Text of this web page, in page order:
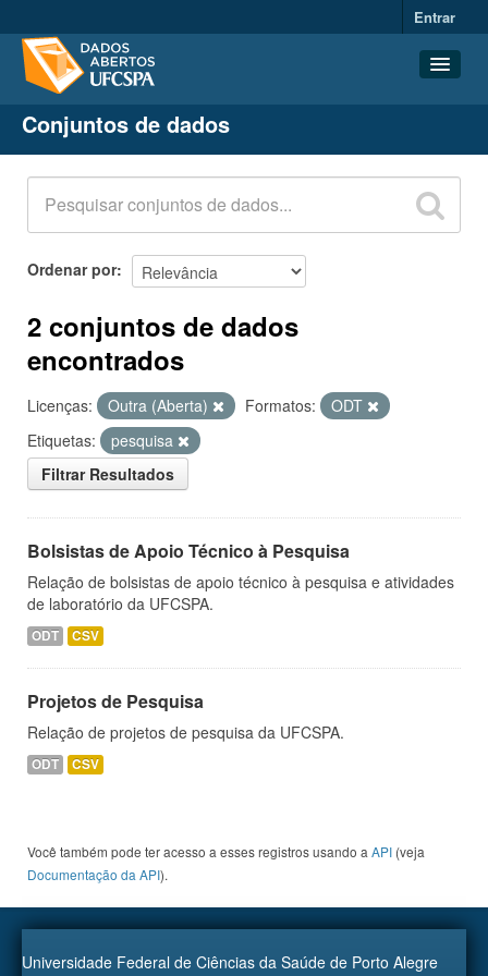
Entrar
Conjuntos de dados
Organizações
Grupos
Sobre
Conjuntos de dados
Ordenar por
2 conjuntos de dados
encontrados
Licenças: Outra (Aberta) Formatos:
ODT
Etiquetas:
pesquisa
Filtrar Resultados
Bolsistas de Apoio Técnico à Pesquisa
Relação de bolsistas de apoio técnico à pesquisa e atividades
de laboratório da UFCSPA.
ODT CSV
Projetos de Pesquisa
Relação de projetos de pesquisa da UFCSPA.
ODT CSV
Você também pode ter acesso a esses registros usando a API (veja
Documentação da API).
Universidade Federal de Ciências da Saúde de Porto Alegre